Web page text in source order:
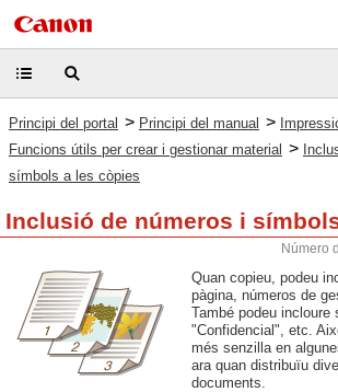
Principi del portal > Principi del manual >
Funcions útils per crear i gestionar material >
símbols a les còpies
Inclusió de números i
Número
Quan copieu, podeu
pàgina, números de
També podeu incloure
"Confidencial", etc.
més senzilla en
ara quan distribuïu
documents.